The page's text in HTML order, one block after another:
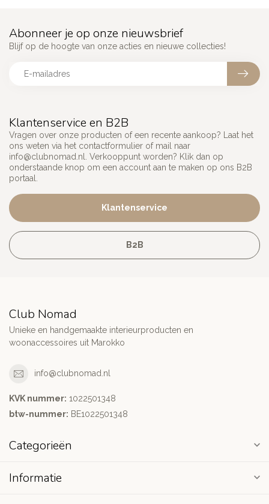
Klantenservice en B2B
Vragen over onze producten of een recente aankoop? Laat het
ons weten via het contactformulier of mail naar
info@clubnomad.nl
. Verkooppunt worden? Klik dan op
onderstaande knop om een account aan te maken op ons B2B
portaal.
Klantenservice
B2B
Abonneer je op onze nieuwsbrief
Blijf op de hoogte van onze acties en nieuwe collecties!
Club Nomad
Unieke en handgemaakte interieurproducten en
woonaccessoires uit Marokko
info@clubnomad.nl
KVK nummer: 1022501348
btw-nummer: BE1022501348
Categorieën
Informatie